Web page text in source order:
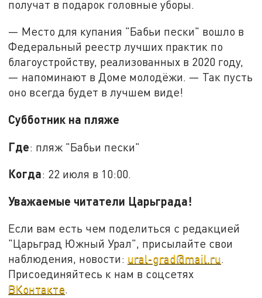
получат в подарок головные уборы.
— Место для купания "Бабьи пески" вошло в
Федеральный реестр лучших практик по
благоустройству, реализованных в 2020 году,
— напоминают в Доме молодёжи. — Так пусть
оно всегда будет в лучшем виде!
Субботник на пляже
Где: пляж "Бабьи пески"
Когда: 22 июля в 10:00.
Уважаемые читатели Царьграда!
Если вам есть чем поделиться с редакцией
"Царьград Южный Урал", присылайте свои
наблюдения, новости: ural-grad@mail.ru
Присоединяйтесь к нам в соцсетях
ВКонтакте